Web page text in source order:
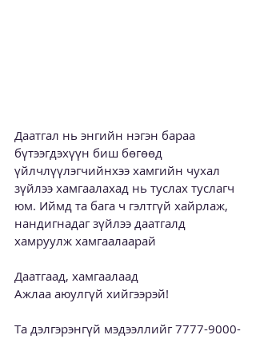
Даатгал нь энгийн нэгэн бараа
бүтээгдэхүүн биш бөгөөд
үйлчлүүлэгчийнхээ хамгийн чухал
зүйлээ хамгаалахад нь туслах туслагч
юм. Иймд та бага ч гэлтгүй хайрлаж,
нандигнадаг зүйлээ даатгалд
хамруулж хамгаалаарай
Даатгаад, хамгаалаад
Ажлаа аюулгүй хийгээрэй!
Та дэлгэрэнгүй мэдээллийг 7777-9000-